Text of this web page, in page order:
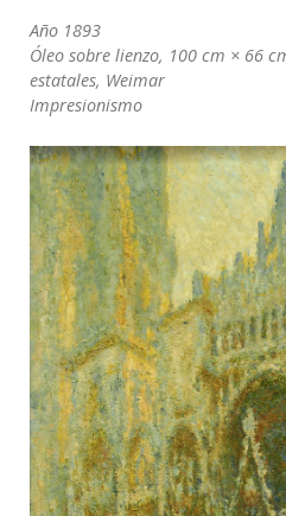
Año 1893
Óleo sobre lienzo, 100 cm × 66
estatales, Weimar
Impresionismo